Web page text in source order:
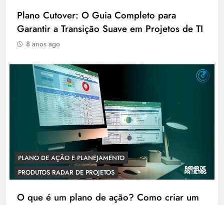
Plano Cutover: O Guia Completo para
Garantir a Transição Suave em Projetos de TI
8 anos ago
PLANO DE AÇÃO E PLANEJAMENTO
PRODUTOS RADAR DE PROJETOS
O que é um plano de ação? Como criar um